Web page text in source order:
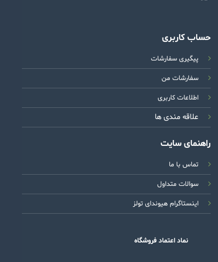
حساب کاربری
پیگیری سفارشات
سفارشات من
اطلاعات کاربری
علاقه مندی ها
راهنمای سایت
تماس با ما
سوالات متداول
اینستاگرام هیوندای تولز
نماد اعتماد فروشگاه